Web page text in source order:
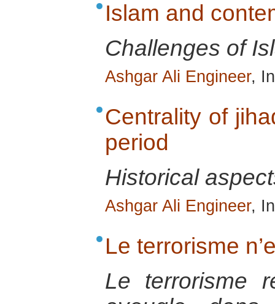
Islam and
Challenges of
Ashgar Ali Engineer,
Centrality of
period
Historical
Ashgar Ali Engineer,
Le terrorisme
Le terrorisme